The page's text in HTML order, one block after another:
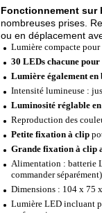
Fonctionnement sur
nombreuses prises.
ou en déplacement
Lumière compacte
30 LEDs chacune
Lumière également en
Intensité lumineuse :
Luminosité réglable
Reproduction des
Petite fixation à clip
Grande fixation à clip
Alimentation : batterie
commander séparément)
Dimensions : 104 x 75
Lumière LED incluant